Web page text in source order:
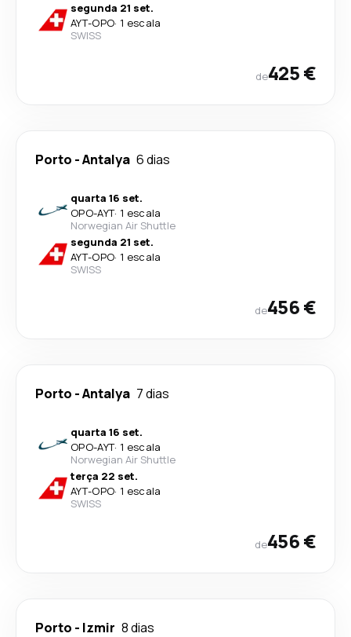
segunda 21 set.
AYT-OPO· 1 escala
SWISS
de425 €
Porto -Antalya 6 dias
quarta 16 set.
OPO-AYT· 1 escala
Norwegian Air Shuttle
segunda 21 set.
AYT-OPO· 1 escala
SWISS
de456 €
Porto -Antalya 7 dias
quarta 16 set.
OPO-AYT· 1 escala
Norwegian Air Shuttle
terça 22 set.
AYT-OPO· 1 escala
SWISS
de456 €
Porto - Izmir 8 dias